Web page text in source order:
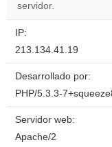
servidor.
IP:
213.134.41.19
Desarrollado por:
PHP/5.3.3-
Servidor web:
Apache/2